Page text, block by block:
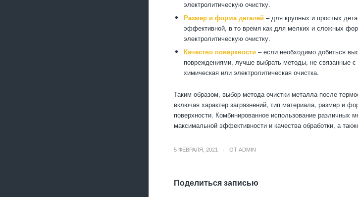
электролитическую очистку.
Размер и форма деталей – для крупных и простых
эффективной, в то время как для мелких и сложных
электролитическую очистку.
Качество поверхности – если необходимо добиться
повреждениями, лучше выбрать методы, не связанные с
химическая или электролитическая очистка.
Таким образом, выбор метода очистки металла после
включая характер загрязнений, тип материала, размер и
поверхности. Комбинированное использование различных
максимальной эффективности и качества обработки, а
5 ФЕВРАЛЯ, 2021 ОТ ADMIN
Поделиться записью